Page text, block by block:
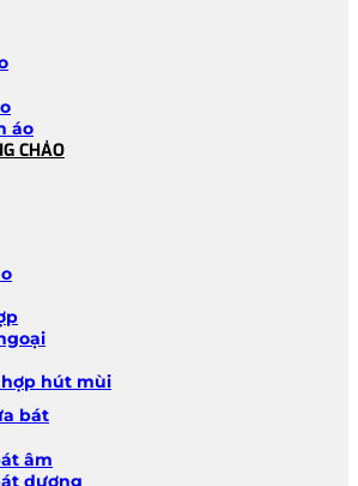
áo
CHẢO
hút mùi
bát
âm
dương